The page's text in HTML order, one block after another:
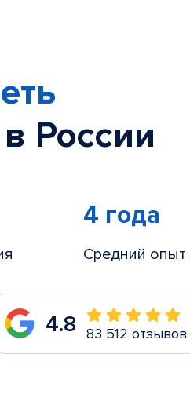
России
4 года
Средний опыт
4.8 83 512 отзывов